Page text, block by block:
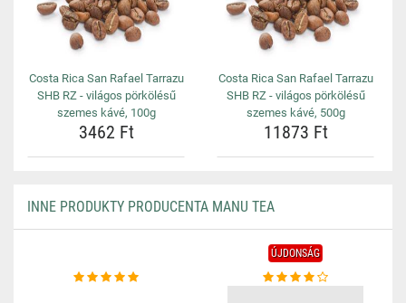
Costa Rica San Rafael Tarrazu
SHB RZ - világos pörkölésű
szemes kávé, 100g
3462 Ft
Costa Rica San Rafael Tarrazu
SHB RZ - világos pörkölésű
szemes kávé, 500g
11873 Ft
INNE PRODUKTY PRODUCENTA MANU TEA
ÚJDONSÁG